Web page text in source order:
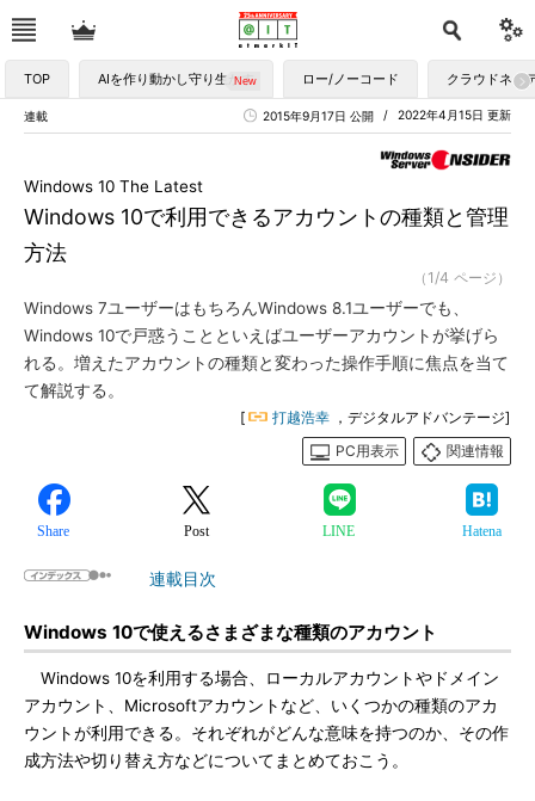
TOP AIを作り動かし守り生かす ロー/ノーコード クラウドネイ
連載 2022年4月15日 更新
2015年9月17日 公開
Windows 10で利用できるアカウントの種類と管理
方法
Windows 10 The Latest
（1/4 ページ）
Windows 7ユーザーはもちろんWindows 8.1ユーザーでも、
Windows 10で戸惑うことといえばユーザーアカウントが挙げら
れる。増えたアカウントの種類と変わった操作手順に焦点を当て
て解説する。
[ 打越浩幸 ，デジタルアドバンテージ]
PC用表示
関連情報
Share Post LINE Hatena
連載目次
Windows 10で使えるさまざまな種類のアカウント
Windows 10を利用する場合、ローカルアカウントやドメイン
アカウント、Microsoftアカウントなど、いくつかの種類のアカ
ウントが利用できる。それぞれがどんな意味を持つのか、その作
成方法や切り替え方などについてまとめておこう。